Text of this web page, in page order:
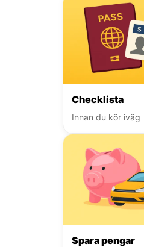
Checklista
Innan du kör iväg
Spara pengar